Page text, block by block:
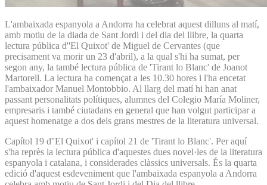
L'ambaixada espanyola a Andorra ha celebrat aquest dilluns al matí,
amb motiu de la diada de Sant Jordi i del dia del llibre, la quarta
lectura pública d''El Quixot' de Miguel de Cervantes (que
precisament va morir un 23 d'abril), a la qual s'hi ha sumat, per
segon any, la també lectura pública de 'Tirant lo Blanc' de Joanot
Martorell. La lectura ha començat a les 10.30 hores i l'ha encetat
l'ambaixador Manuel Montobbio. Al llarg del matí hi han anat
passant personalitats polítiques, alumnes del Colegio María Moliner,
empresaris i també ciutadans en general que han volgut participar a
aquest homenatge a dos dels grans mestres de la literatura universal.
Capítol 19 d''El Quixot' i capítol 21 de 'Tirant lo Blanc'. Per aquí
s'ha reprès la lectura pública d'aquestes dues novel·les de la literatura
espanyola i catalana, i considerades clàssics universals. És la quarta
edició d'aquest esdeveniment que l'ambaixada espanyola a Andorra